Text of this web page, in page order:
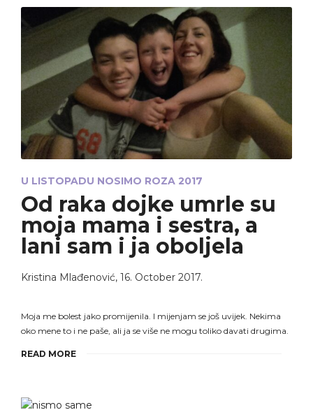
U LISTOPADU NOSIMO ROZA 2017
Od raka dojke umrle su
moja mama i sestra, a
lani sam i ja oboljela
Kristina Mlađenović, 16. October 2017.
Moja me bolest jako promijenila. I mijenjam se još uvijek. Nekima
oko mene to i ne paše, ali ja se više ne mogu toliko davati drugima.
READ MORE